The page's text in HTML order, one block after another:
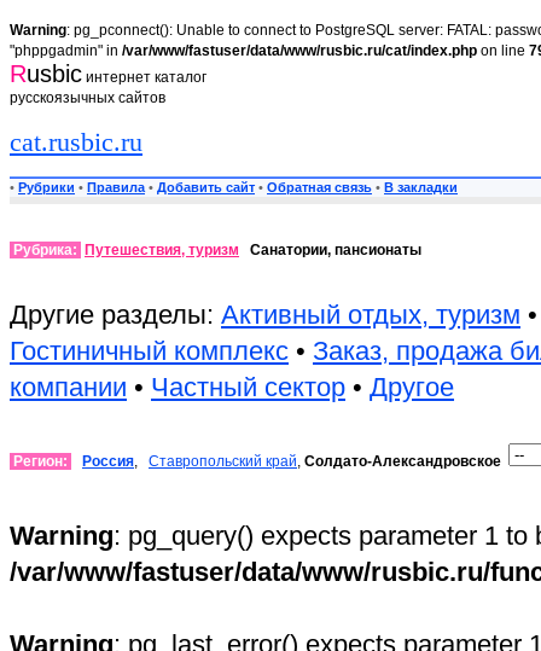
Warning: pg_pconnect(): Unable to connect to PostgreSQL server: FATAL:
"phppgadmin" in /var/www/fastuser/data/www/rusbic.ru/cat/index.php on line
Rusbic интернет каталог
русскоязычных сайтов
cat.rusbic.ru
• Рубрики • Правила • Добавить сайт • Обратная связь • В закладки
Рубрика: Путешествия, туризм Санатории, пансионаты
Другие разделы: Активный отдых, туризм
Гостиничный комплекс • Заказ, продажа
компании • Частный сектор • Другое
Регион: Россия, Ставропольский край, Солдато-Александровское
Warning: pg_query() expects parameter 1
/var/www/fastuser/data/www/rusbic.ru/
Warning: pg_last_error() expects parameter